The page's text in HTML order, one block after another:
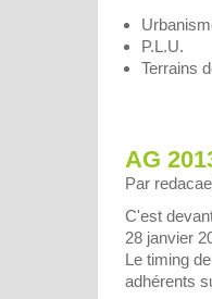
P.L.U.
Terrains
AG
Par
C'est
28 janvier
Le timing
adhérents